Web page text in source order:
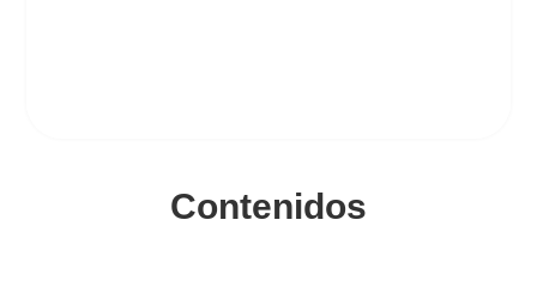
Contenidos